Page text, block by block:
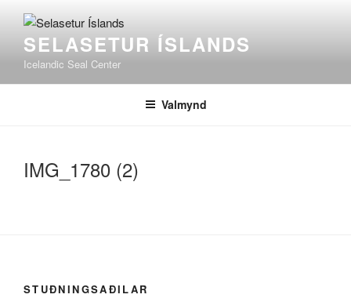
SELASETUR ÍSLANDS
Icelandic Seal Center
Valmynd
IMG_1780 (2)
STUÐNINGSAÐILAR